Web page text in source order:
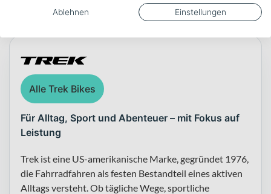
Über die Marke Trek
Alle Trek Bikes
Für Alltag, Sport und Abenteuer – mit Fokus auf
Leistung
Trek ist eine US-amerikanische Marke, gegründet 1976,
die Fahrradfahren als festen Bestandteil eines aktiven
Alltags versteht. Ob tägliche Wege, sportliche
Ablehnen Einstellungen